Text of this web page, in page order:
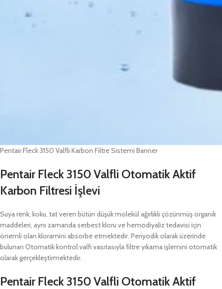
Pentair Fleck 3150 Valfli Karbon Filtre Sistemi Banner
Pentair Fleck 3150 Valfli Otomatik Aktif
Karbon Filtresi İşlevi
Suya renk, koku, tat veren bütün düşük molekül ağırlıklı çözünmüş organik
maddeleri, aynı zamanda serbest kloru ve hemodiyaliz tedavisi için
önemli olan kloramini absorbe etmektedir. Periyodik olarak üzerinde
bulunan Otomatik kontrol valfi vasıtasıyla filtre yıkama işlemini otomatik
olarak gerçekleştirmektedir.
Pentair Fleck 3150 Valfli Otomatik Aktif